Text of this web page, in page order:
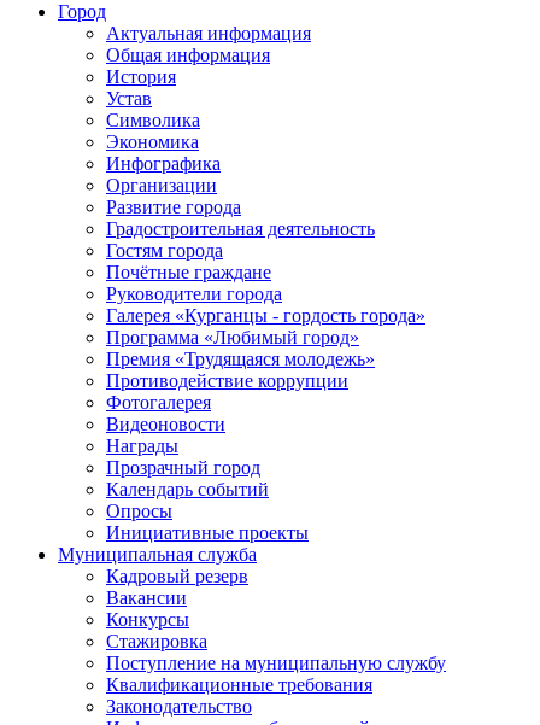
Город
Актуальная информация
Общая информация
История
Устав
Символика
Экономика
Инфографика
Организации
Развитие города
Градостроительная деятельность
Гостям города
Почётные граждане
Руководители города
Галерея «Курганцы - гордость города»
Программа «Любимый город»
Премия «Трудящаяся молодежь»
Противодействие коррупции
Фотогалерея
Видеоновости
Награды
Прозрачный город
Календарь событий
Опросы
Инициативные проекты
Муниципальная служба
Кадровый резерв
Вакансии
Конкурсы
Стажировка
Поступление на муниципальную службу
Квалификационные требования
Законодательство